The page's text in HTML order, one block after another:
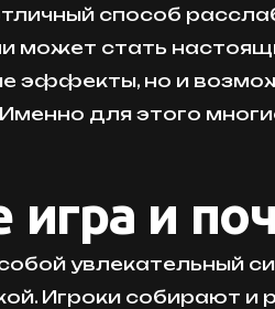
способ
может стать
эффекты, но и
для этого
игра и
увлекательный
Игроки собирают и